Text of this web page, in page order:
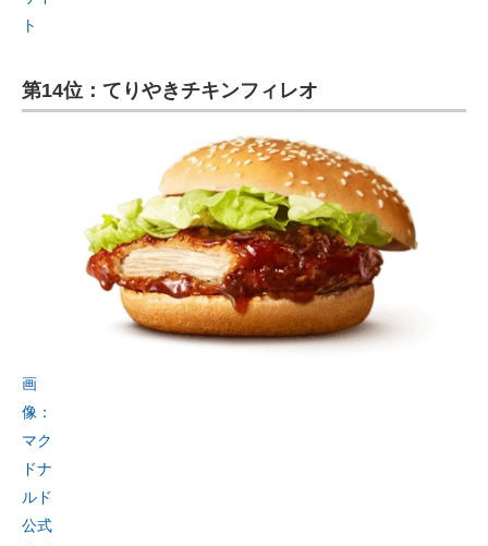
ト
第14位：てりやきチキンフィレオ
画
像：
マク
ドナ
ルド
公式